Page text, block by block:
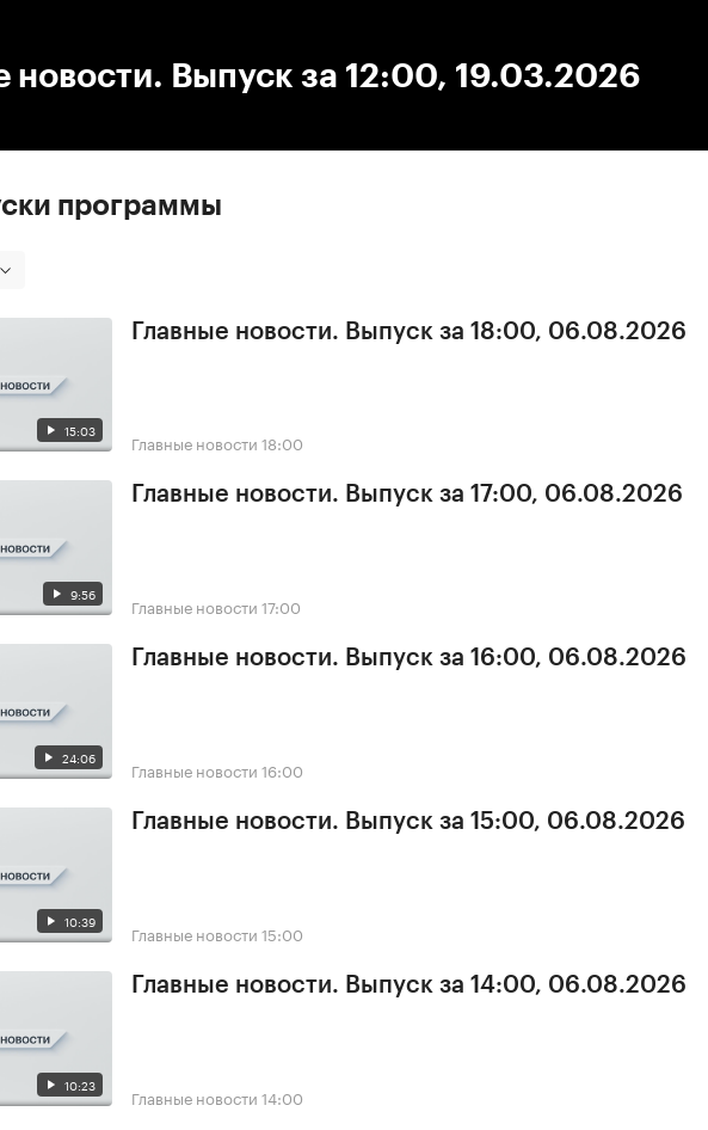
новости. Выпуск за 12:00, 19.03.2026
программы
15:03
Главные новости. Выпуск за 18:00, 06.08.2026
Главные новости 18:00
9:56
Главные новости. Выпуск за 17:00, 06.08.2026
Главные новости 17:00
24:06
Главные новости. Выпуск за 16:00, 06.08.2026
Главные новости 16:00
10:39
Главные новости. Выпуск за 15:00, 06.08.2026
Главные новости 15:00
10:23
Главные новости. Выпуск за 14:00, 06.08.2026
Главные новости 14:00